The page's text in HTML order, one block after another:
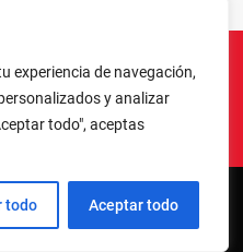
experiencia de navegación,
y analizar
todo", aceptas
todo Aceptar todo